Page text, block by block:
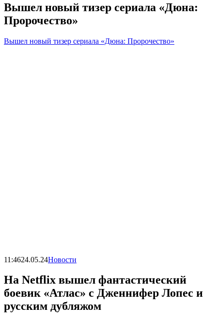
Вышел новый тизер сериала «Дюна:
Пророчество»
Вышел новый тизер сериала «Дюна: Пророчество»
11:4624.05.24Новости
На Netflix вышел фантастический
боевик «Атлас» с Дженнифер Лопес и
русским дубляжом